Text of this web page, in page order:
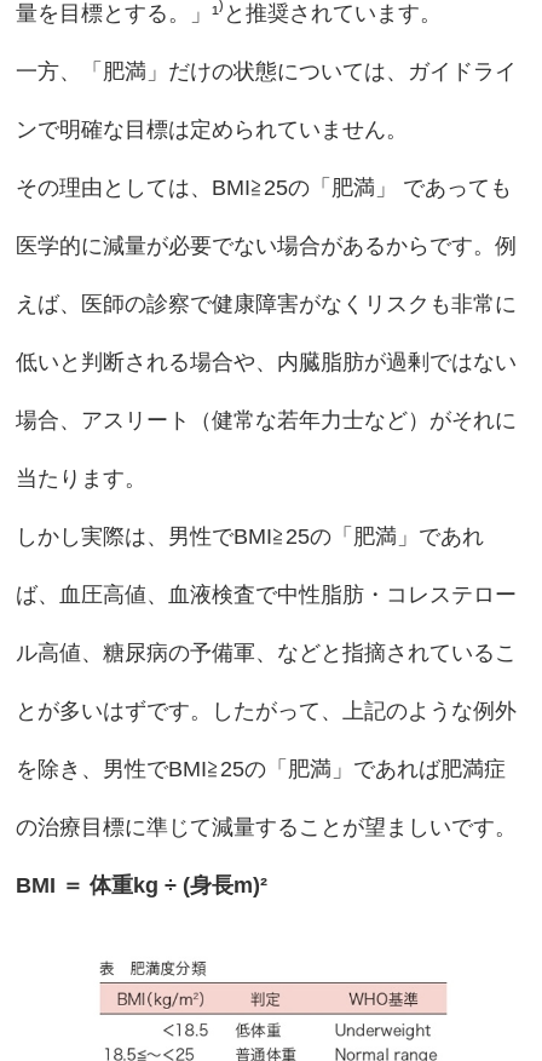
量を目標とする。」¹⁾と推奨されています。
一方、「肥満」だけの状態については、ガイドライ
ンで明確な目標は定められていません。
その理由としては、BMI≧25の「肥満」 であっても
医学的に減量が必要でない場合があるからです。例
えば、医師の診察で健康障害がなくリスクも非常に
低いと判断される場合や、内臓脂肪が過剰ではない
場合、アスリート（健常な若年力士など）がそれに
当たります。
しかし実際は、男性でBMI≧25の「肥満」であれ
ば、血圧高値、血液検査で中性脂肪・コレステロー
ル高値、糖尿病の予備軍、などと指摘されているこ
とが多いはずです。したがって、上記のような例外
を除き、男性でBMI≧25の「肥満」であれば肥満症
の治療目標に準じて減量することが望ましいです。
BMI ＝ 体重kg ÷ (身長m)²